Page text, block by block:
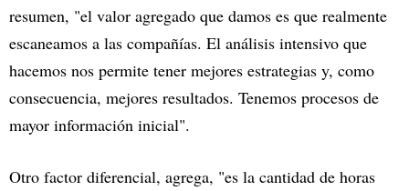
resumen, "el valor agregado que damos es que realmente
escaneamos a las compañías. El análisis intensivo que
hacemos nos permite tener mejores estrategias y, como
consecuencia, mejores resultados. Tenemos procesos de
mayor información inicial".
Otro factor diferencial, agrega, "es la cantidad de horas